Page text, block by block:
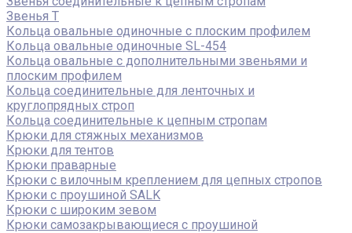
Звенья Т
Кольца овальные одиночные c плоским профилем
Кольца овальные одиночные SL-454
Кольца овальные с дополнительными звеньями и
плоским профилем
Кольца соединительные для ленточных и
круглопрядных строп
Кольца соединительные к цепным стропам
Крюки для стяжных механизмов
Крюки для тентов
Крюки праварные
Крюки с вилочным креплением для цепных стропов
Крюки с проушиной SALK
Крюки с широким зевом
Крюки самозакрывающиеся с проушиной